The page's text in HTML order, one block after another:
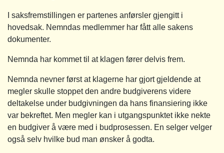
I saksfremstillingen er partenes anførsler gjengitt i
hovedsak. Nemndas medlemmer har fått alle sakens
dokumenter.
Nemnda har kommet til at klagen fører delvis frem.
Nemnda nevner først at klagerne har gjort gjeldende at
megler skulle stoppet den andre budgiverens videre
deltakelse under budgivningen da hans finansiering ikke
var bekreftet. Men megler kan i utgangspunktet ikke nekte
en budgiver å være med i budprosessen. En selger velger
også selv hvilke bud man ønsker å godta.